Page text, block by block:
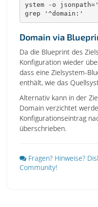
ystem -o
grep '^domain:'
Domain via
Da die Blueprint des
Konfiguration wieder
dass eine Zielsystem-
enthält, wie das
Alternativ kann in der
Domain verzichtet
Konfigurationseintrag
überschrieben.
Fragen? Hinweise?
Community!